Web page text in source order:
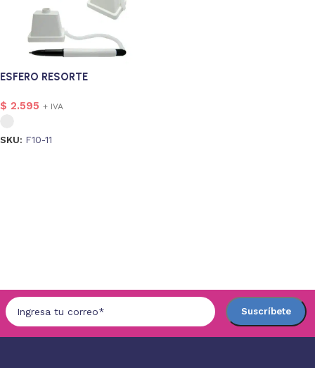
ESFERO RESORTE
$ 2.595 + IVA
SKU: F10-11